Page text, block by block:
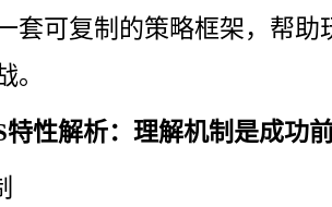
套可复制的策略框架，帮助
。
特性解析：理解机制是成功